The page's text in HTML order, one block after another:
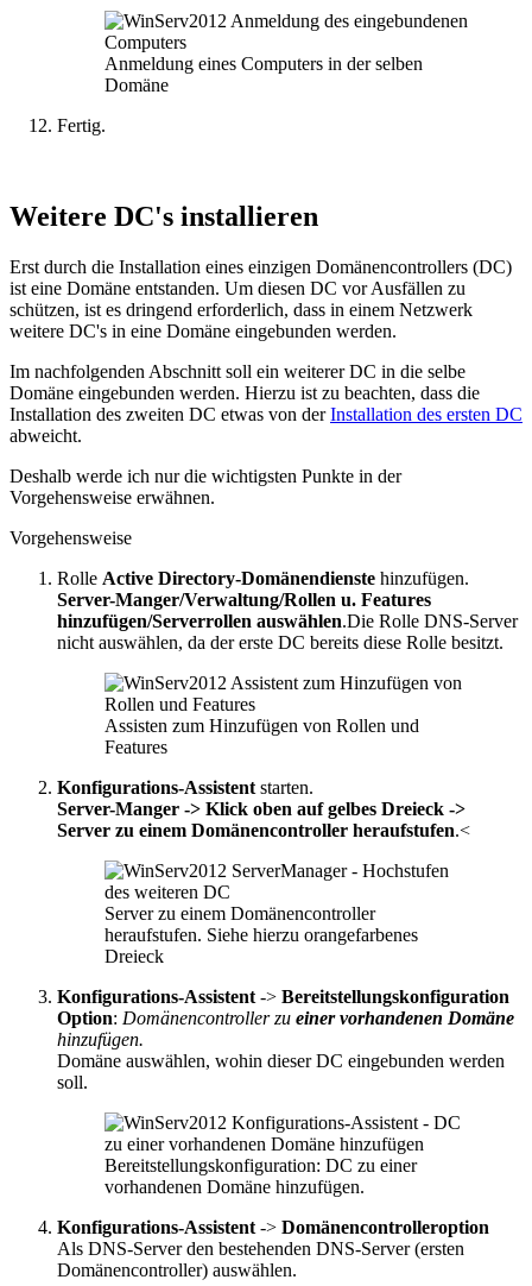
Anmeldung eines Computers in der selben
Domäne
Fertig.
Weitere DC's installieren
Erst durch die Installation eines einzigen Domänencontrollers (DC)
ist eine Domäne entstanden. Um diesen DC vor Ausfällen zu
schützen, ist es dringend erforderlich, dass in einem Netzwerk
weitere DC's in eine Domäne eingebunden werden.
Im nachfolgenden Abschnitt soll ein weiterer DC in die selbe
Domäne eingebunden werden. Hierzu ist zu beachten, dass die
Installation des zweiten DC etwas von derInstallation des ersten DC
abweicht.
Deshalb werde ich nur die wichtigsten Punkte in der
Vorgehensweise erwähnen.
Vorgehensweise
Rolle Active Directory-Domänendienste hinzufügen.
Server-Manger/Verwaltung/Rollen u. Features
hinzufügen/Serverrollen auswählen.Die Rolle DNS-Server
nicht auswählen, da der erste DC bereits diese Rolle besitzt.
Assisten zum Hinzufügen von Rollen und
Features
Konfigurations-Assistent starten.
Server-Manger -> Klick oben auf gelbes Dreieck ->
Server zu einem Domänencontroller heraufstufen.<
Server zu einem Domänencontroller
heraufstufen. Siehe hierzu orangefarbenes
Dreieck
Konfigurations-Assistent -> Bereitstellungskonfiguration
Option: Domänencontroller zu einer vorhandenen Domäne
hinzufügen.
Domäne auswählen, wohin dieser DC eingebunden werden
soll.
Bereitstellungskonfiguration: DC zu einer
vorhandenen Domäne hinzufügen.
Konfigurations-Assistent -> Domänencontrolleroption
Als DNS-Server den bestehenden DNS-Server (ersten
Domänencontroller) auswählen.